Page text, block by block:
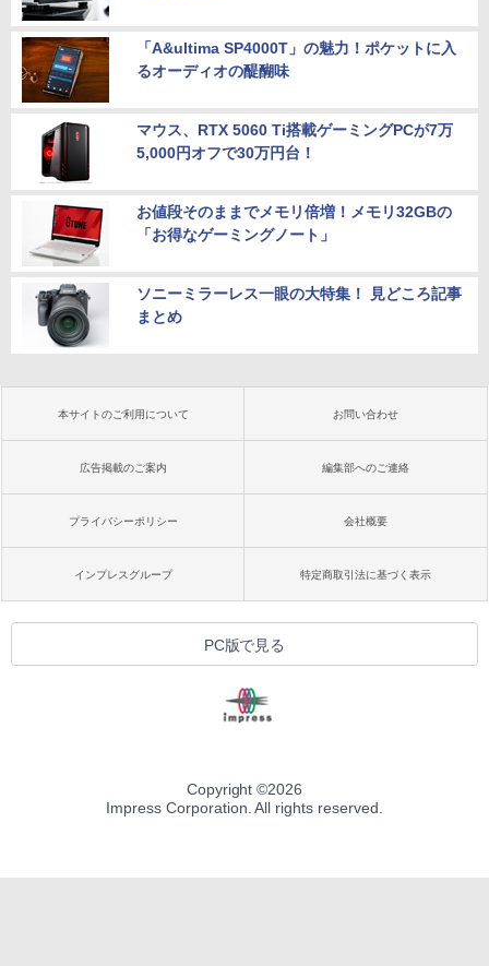
「A&ultima SP4000T」の魅力！ポケットに入
るオーディオの醍醐味
マウス、RTX 5060 Ti搭載ゲーミングPCが7万
5,000円オフで30万円台！
お値段そのままでメモリ倍増！メモリ32GBの
「お得なゲーミングノート」
ソニーミラーレス一眼の大特集！ 見どころ記事
まとめ
本サイトのご利用について お問い合わせ
広告掲載のご案内 編集部へのご連絡
プライバシーポリシー 会社概要
インプレスグループ 特定商取引法に基づく表示
PC版で見る
Copyright ©2026
Impress Corporation. All rights reserved.